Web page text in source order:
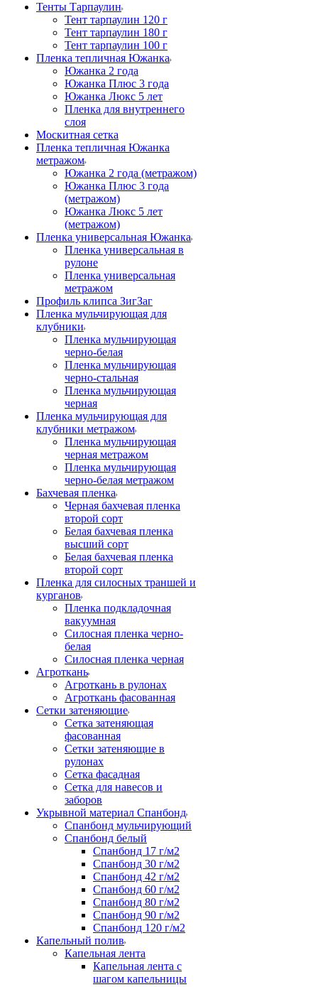
Тенты Тарпаулин
Тент тарпаулин 120 г
Тент тарпаулин 180 г
Тент тарпаулин 100 г
Пленка тепличная Южанка
Южанка 2 года
Южанка Плюс 3 года
Южанка Люкс 5 лет
Пленка для внутреннего
слоя
Москитная сетка
Пленка тепличная Южанка
метражом
Южанка 2 года (метражом)
Южанка Плюс 3 года
(метражом)
Южанка Люкс 5 лет
(метражом)
Пленка универсальная Южанка
Пленка универсальная в
рулоне
Пленка универсальная
метражом
Профиль клипса ЗигЗаг
Пленка мульчирующая для
клубники
Пленка мульчирующая
черно-белая
Пленка мульчирующая
черно-стальная
Пленка мульчирующая
черная
Пленка мульчирующая для
клубники метражом
Пленка мульчирующая
черная метражом
Пленка мульчирующая
черно-белая метражом
Бахчевая пленка
Черная бахчевая пленка
второй сорт
Белая бахчевая пленка
высший сорт
Белая бахчевая пленка
второй сорт
Пленка для силосных траншей и
курганов
Пленка подкладочная
вакуумная
Силосная пленка черно-
белая
Силосная пленка черная
Агроткань
Агроткань в рулонах
Агроткань фасованная
Сетки затеняющие
Сетка затеняющая
фасованная
Сетки затеняющие в
рулонах
Сетка фасадная
Сетка для навесов и
заборов
Укрывной материал Спанбонд
Спанбонд мульчирующий
Спанбонд белый
Спанбонд 17 г/м2
Спанбонд 30 г/м2
Спанбонд 42 г/м2
Спанбонд 60 г/м2
Спанбонд 80 г/м2
Спанбонд 90 г/м2
Спанбонд 120 г/м2
Капельный полив
Капельная лента
Капельная лента с
шагом капельницы